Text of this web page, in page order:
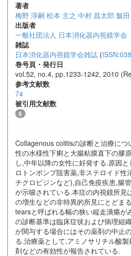
著者
梅野 淳嗣 松本 主之 中村 昌太郎 飯
出版者
一般社団法人 日本消化器内視鏡学会
雑誌
日本消化器内視鏡学会雑誌 (
巻号頁・発行日
vol.52, no.4, pp.1233-1242, 2010
参考文献数
74
被引用文献数
6
Collagenous colitisの診断と治療につ
性の水様性下痢と大腸粘膜直下の膠
し,中年以降の女性に好発する.原因
ロトンポンプ阻害薬,非ステロイド性
チクロピジンなど),自己免疫疾患,腸
が示唆されている.本症の内視鏡所見
の増生などの非特異的所見にとどま
tearsと呼ばれる幅の狭い縦走潰瘍が
の診断基準は臨床症状および病理組
が関与する場合にはその薬剤の中止
る.治療薬として,アミノサリチル酸
剤などの有効性が報告されている.